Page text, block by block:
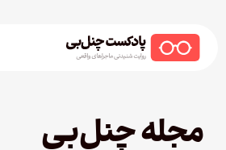
مجله چنل‌بی